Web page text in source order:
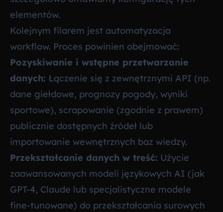
elementów.
Kolejnym filarem jest automatyzacja
workflow. Proces powinien obejmować:
Pozyskiwanie i wstępne przetwarzanie
danych: Łączenie się z zewnętrznymi API (np.
dane giełdowe, prognozy pogody, wyniki
sportowe), scrapowanie (zgodnie z prawem)
publicznie dostępnych źródeł lub
importowanie wewnętrznych baz wiedzy.
Przekształcanie danych w treść: Użycie
zaawansowanych modeli językowych AI (jak
GPT-4, Claude lub specjalistyczne modele
fine-tunowane) do przekształcania surowych